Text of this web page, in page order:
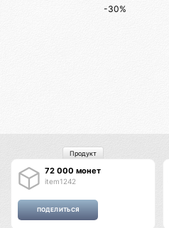
-30%
72 000 монет
item1242
Продукт